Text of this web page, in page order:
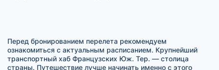
Перед бронированием перелета рекомендуем
ознакомиться с актуальным расписанием. Крупнейший
транспортный хаб Французских Юж. Тер. — столица
страны. Путешествие лучше начинать именно с этого